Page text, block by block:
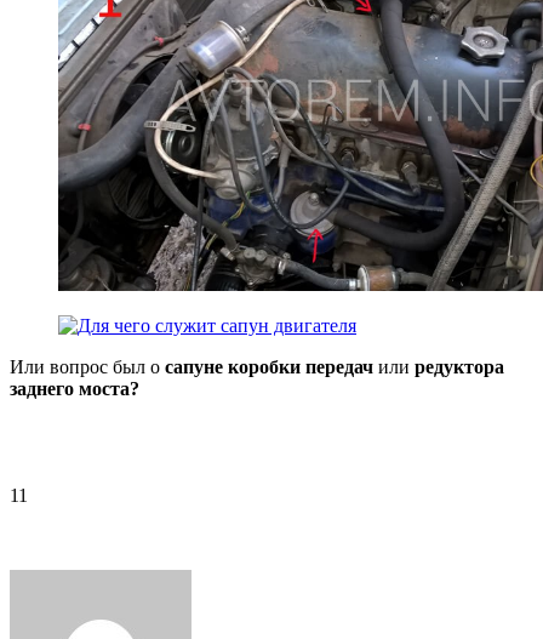
Или вопрос был о сапуне коробки передач или редуктора
заднего моста?
11